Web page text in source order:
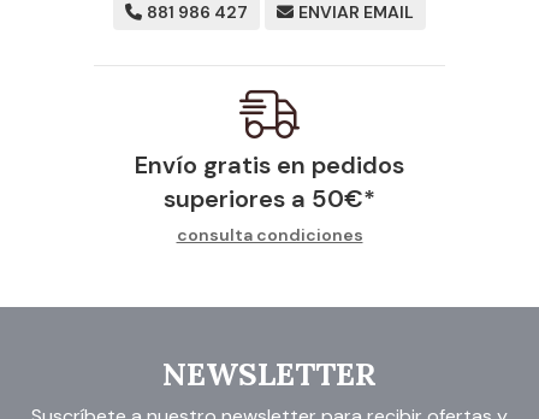
881 986 427 ENVIAR EMAIL
Envío gratis en pedidos
superiores a 50€*
consulta condiciones
NEWSLETTER